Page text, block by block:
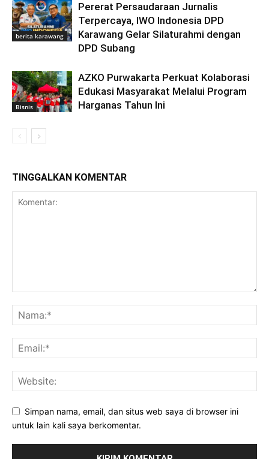
berita karawang
Pererat Persaudaraan Jurnalis
Terpercaya, IWO Indonesia DPD
Karawang Gelar Silaturahmi dengan
DPD Subang
Bisnis
AZKO Purwakarta Perkuat Kolaborasi
Edukasi Masyarakat Melalui Program
Harganas Tahun Ini
TINGGALKAN KOMENTAR
Simpan nama, email, dan situs web saya di browser ini
untuk lain kali saya berkomentar.